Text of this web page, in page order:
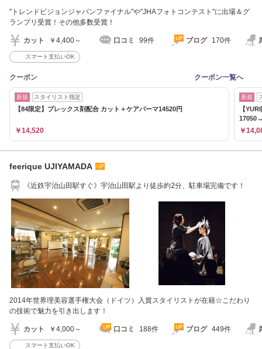
"トレンドビジョンジャパンファイナル"や"JHAフォトコンテスト"に出場＆グ
ランプリ受賞！その他多数受賞！
カット ￥4,400～ 口コミ 99件 ブログ 170件
スマート支払いOK
クーポン クーポン一覧へ
新規 スタイリスト指定
【84限定】プレックス剤配合 カット＋ケアパーマ14520円
￥14,520
新規
【
￥
feerique UJIYAMADA
《近鉄宇治山田駅すぐ》宇治山田駅より徒歩約2分、駐車場完備です！
2014年世界理美容選手権大会（ドイツ）入賞スタイリストが在籍☆こだわり
の技術で魅力を引き出します！
カット ￥4,000～ 口コミ 188件 ブログ 449件
スマート支払いOK